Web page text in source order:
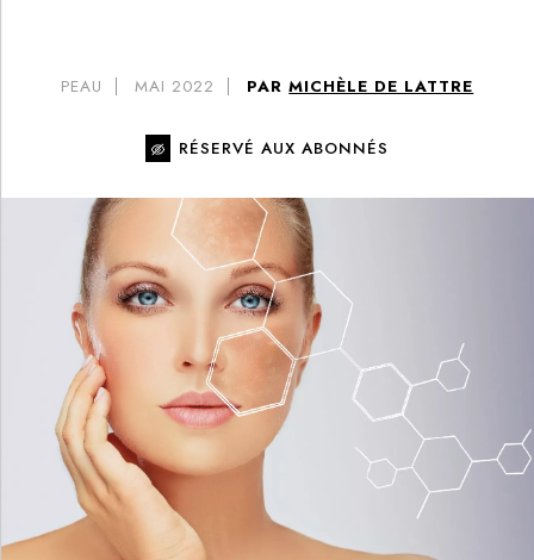
PEAU MAI 2022 PAR MICHÈLE DE LATTRE
RÉSERVÉ AUX ABONNÉS